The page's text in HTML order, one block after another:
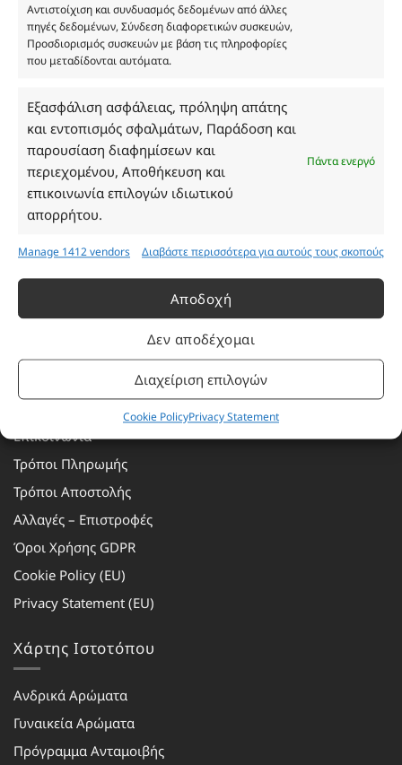
Αντιστοίχιση και συνδυασμός δεδομένων από άλλες
πηγές δεδομένων, Σύνδεση διαφορετικών συσκευών,
Προσδιορισμός συσκευών με βάση τις πληροφορίες
που μεταδίδονται αυτόματα.
Εξασφάλιση ασφάλειας, πρόληψη απάτης
και εντοπισμός σφαλμάτων, Παράδοση και
παρουσίαση διαφημίσεων και
περιεχομένου, Αποθήκευση και
επικοινωνία επιλογών ιδιωτικού
απορρήτου.
Πάντα ενεργό
Manage 1412 vendors Διαβάστε περισσότερα για αυτούς τους σκοπούς
Αποδοχή
Δεν αποδέχομαι
Διαχείριση επιλογών
Cookie PolicyPrivacy Statement
Τηλ. 2314 016010
ΑΦΜ 803285309
ΓΕΜΗ 193802504000
Ωράριο Καταστήματος
Δευτέρα: 08:30–16:30
Τρίτη: 08:30–16:30
Τετάρτη: 08:30–16:30
Παρασκευή: 08:30–16:30
Σάββατο - Κυριακή: Κλειστά
Πρόγραμμα Ανταμοιβής
Επικοινωνία
Τρόποι Πληρωμής
Τρόποι Αποστολής
Αλλαγές – Επιστροφές
Όροι Χρήσης GDPR
Cookie Policy (EU)
Privacy Statement (EU)
Χάρτης Ιστοτόπου
Ανδρικά Αρώματα
Γυναικεία Αρώματα
Πρόγραμμα Ανταμοιβής